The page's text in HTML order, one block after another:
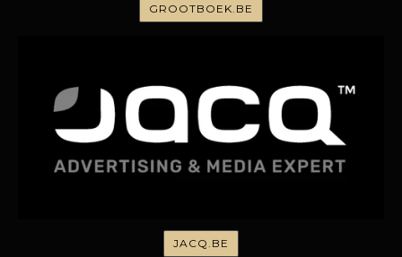
GROOTBOEK.BE
JACQ.BE